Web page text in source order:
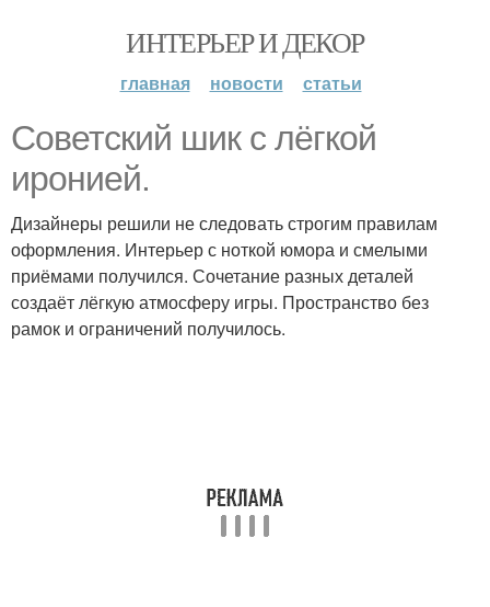
ИНТЕРЬЕР И ДЕКОР
главная новости статьи
Советский шик с лёгкой
иронией.
Дизайнеры решили не следовать строгим правилам
оформления. Интерьер с ноткой юмора и смелыми
приёмами получился. Сочетание разных деталей
создаёт лёгкую атмосферу игры. Пространство без
рамок и ограничений получилось.